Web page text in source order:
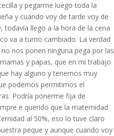
y pegarme luego toda la
y cuando voy de tarde voy de
todavía llego a la hora de la cena
va a turno cambiado. La verdad
nos ponen ninguna pega por las
y papas, que en mi trabajo
hay alguno y tenemos muy
podemos permitirnos el
Podría ponerme fija de
e querido que la maternidad
al 50%, eso lo tuve claro
peque y aunque cuando voy